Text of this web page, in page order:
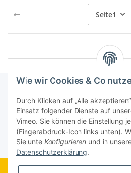
Seite1
Informationen
Gesetzliche Informationen
Widerrufsbutton
Wie wir Cookies & Co
Durch Klicken auf „Alle
Einsatz folgender Dienste auf
Vimeo. Sie können die Einstellung
(Fingerabdruck-Icon links unten).
Sie unte Konfigurieren und in
Datenschutzerklärung.